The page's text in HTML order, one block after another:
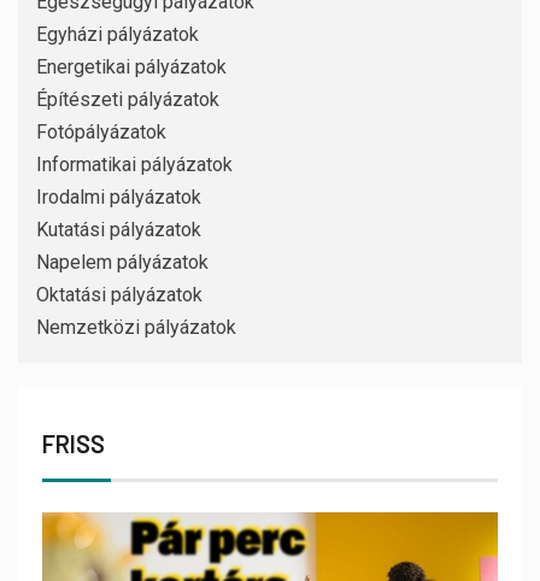
Egyházi pályázatok
Energetikai pályázatok
Építészeti pályázatok
Fotópályázatok
Informatikai pályázatok
Irodalmi pályázatok
Kutatási pályázatok
Napelem pályázatok
Oktatási pályázatok
Nemzetközi pályázatok
FRISS